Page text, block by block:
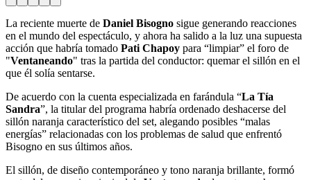
La reciente muerte de Daniel Bisogno sigue generando reacciones
en el mundo del espectáculo, y ahora ha salido a la luz una supuesta
acción que habría tomado Pati Chapoy para “limpiar” el foro de
"Ventaneando" tras la partida del conductor: quemar el sillón en el
que él solía sentarse.
De acuerdo con la cuenta especializada en farándula “La Tía
Sandra”, la titular del programa habría ordenado deshacerse del
sillón naranja característico del set, alegando posibles “malas
energías” relacionadas con los problemas de salud que enfrentó
Bisogno en sus últimos años.
El sillón, de diseño contemporáneo y tono naranja brillante, formó